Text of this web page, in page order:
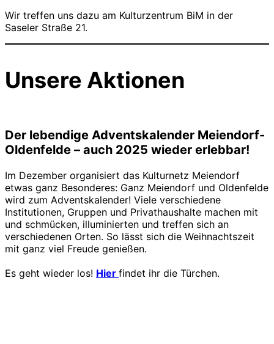
Wir treffen uns dazu am Kulturzentrum BiM in der
Saseler Straße 21.
Unsere Aktionen
Der lebendige Adventskalender Meiendorf-
Oldenfelde – auch 2025 wieder erlebbar!
Im Dezember organisiert das Kulturnetz Meiendorf
etwas ganz Besonderes: Ganz Meiendorf und Oldenfelde
wird zum Adventskalender! Viele verschiedene
Institutionen, Gruppen und Privathaushalte machen mit
und schmücken, illuminierten und treffen sich an
verschiedenen Orten. So lässt sich die Weihnachtszeit
mit ganz viel Freude genießen.
Es geht wieder los! Hier findet ihr die Türchen.